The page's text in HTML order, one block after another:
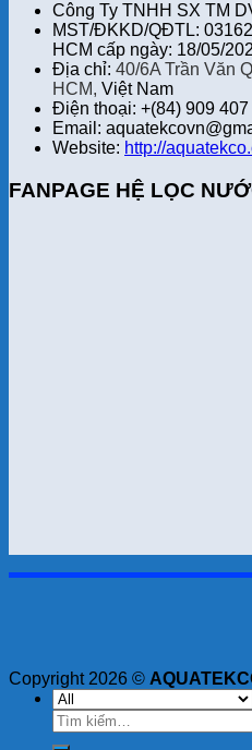
Công Ty TNHH SX TM
MST/ĐKKD/QĐTL:
HCM cấp ngày: 18/05/
Địa chỉ: 40/6A Trần Văn
HCM, Việt Nam
Điện thoại: +(84) 909 407
Email:
Website: http://
FANPAGE HỆ LỌC
Copyright 2026 ©
Tìm
kiếm: